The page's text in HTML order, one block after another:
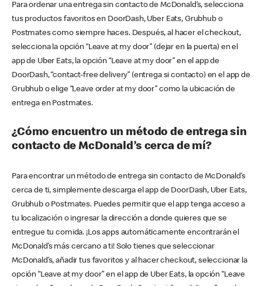
Para ordenar una entrega sin contacto de McDonald’s, selecciona
tus productos favoritos en DoorDash, Uber Eats, Grubhub o
Postmates como siempre haces. Después, al hacer el checkout,
selecciona la opción “Leave at my door” (dejar en la puerta) en el
app de Uber Eats, la opción “Leave at my door” en el app de
DoorDash, “contact-free delivery” (entrega si contacto) en el app de
Grubhub o elige “Leave order at my door” como la ubicación de
entrega en Postmates.
¿Cómo encuentro un método de entrega sin
contacto de McDonald’s cerca de mí?
Para encontrar un método de entrega sin contacto de McDonald’s
cerca de ti, simplemente descarga el app de DoorDash, Uber Eats,
Grubhub o Postmates. Puedes permitir que el app tenga acceso a
tu localización o ingresar la dirección a donde quieres que se
entregue tu comida. ¡Los apps automáticamente encontrarán el
McDonald’s más cercano a ti! Solo tienes que seleccionar
McDonald’s, añadir tus favoritos y al hacer checkout, seleccionar la
opción “Leave at my door” en el app de Uber Eats, la opción “Leave